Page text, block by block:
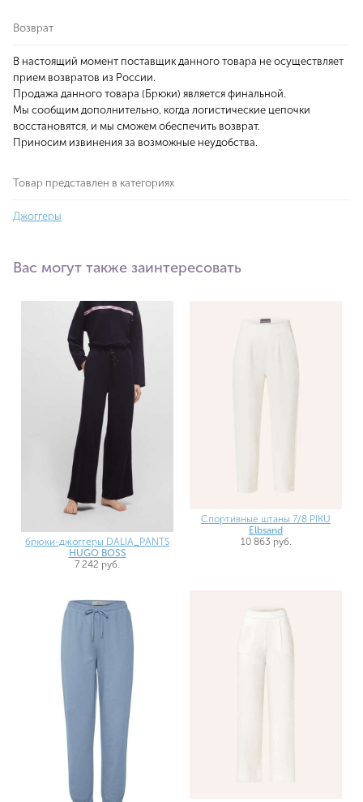
Возврат
В настоящий момент поставщик данного товара не осуществляет
прием возвратов из России.
Продажа данного товара (Брюки) является финальной.
Мы сообщим дополнительно, когда логистические цепочки
восстановятся, и мы сможем обеспечить возврат.
Приносим извинения за возможные неудобства.
Товар представлен в категориях
Джоггеры
Вас могут также заинтересовать
брюки-джоггеры DALIA_PANTS
HUGO BOSS
7 242 руб.
Спортивные штаны 7/8 PIKU
Elbsand
10 863 руб.